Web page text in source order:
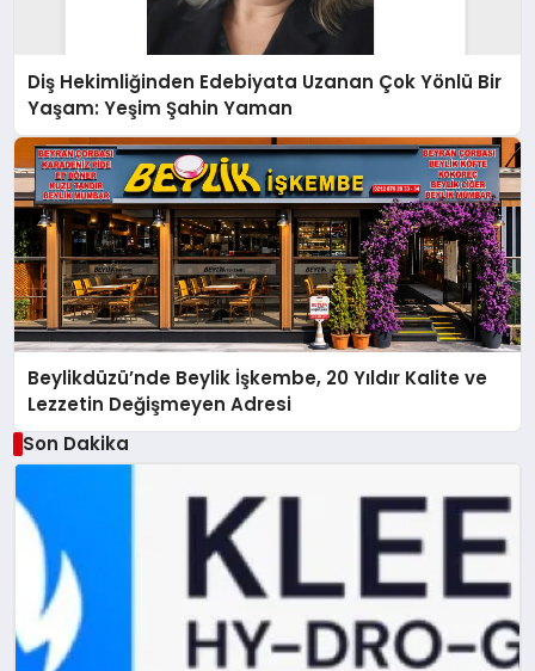
Diş Hekimliğinden Edebiyata Uzanan Çok Yönlü Bir
Yaşam: Yeşim Şahin Yaman
Beylikdüzü’nde Beylik İşkembe, 20 Yıldır Kalite ve
Lezzetin Değişmeyen Adresi
Son Dakika